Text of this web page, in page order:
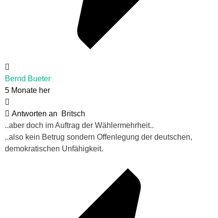
Bernd Bueter
5 Monate her
Antworten an
Britsch
..aber doch im Auftrag der Wählermehrheit..
..also kein Betrug sondern Offenlegung der deutschen,
demokratischen Unfähigkeit.